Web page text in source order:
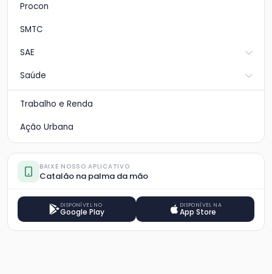
Procon
SMTC
SAE
Saúde
Trabalho e Renda
Ação Urbana
BAIXE NOSSO APLICATIVO
Catalão na palma da mão
DISPONÍVEL NO
Google Play
DISPONÍVEL NA
App Store